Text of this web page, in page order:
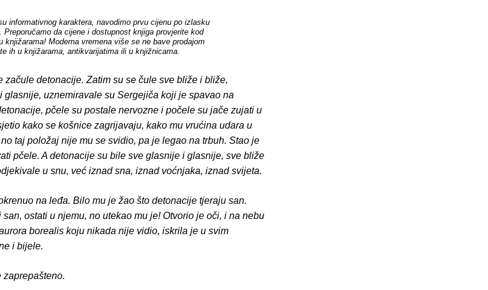
informativnog karaktera, navodimo prvu cijenu po izlasku
Preporučamo da cijene i dostupnost knjiga provjerite kod
knjižarama! Moderna vremena više se ne bave prodajom
ih u knjižarama, antikvarijatima ili u knjižnicama.
začule detonacije. Zatim su se čule sve bliže i bliže,
glasnije, uznemiravale su Sergejiča koji je spavao na
pčele su postale nervozne i počele su jače zujati u
kako se košnice zagrijavaju, kako mu vrućina udara u
taj položaj nije mu se svidio, pa je legao na trbuh. Stao je
pčele. A detonacije su bile sve glasnije i glasnije, sve bliže
u snu, već iznad sna, iznad voćnjaka, iznad svijeta.
na leđa. Bilo mu je žao što detonacije tjeraju san.
ostati u njemu, no utekao mu je! Otvorio je oči, i na nebu
borealis koju nikada nije vidio, iskrila je u svim
i bijele.
zaprepašteno.